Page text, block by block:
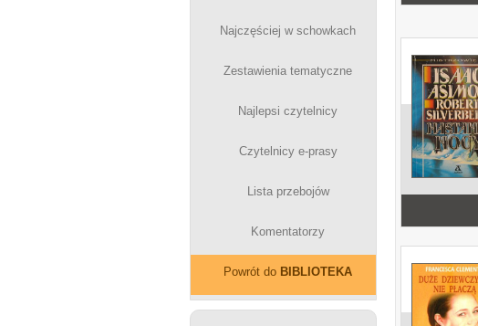
Najczęściej w schowkach
Zestawienia tematyczne
Najlepsi czytelnicy
Czytelnicy e-prasy
Lista przebojów
Komentatorzy
Powrót do BIBLIOTEKA